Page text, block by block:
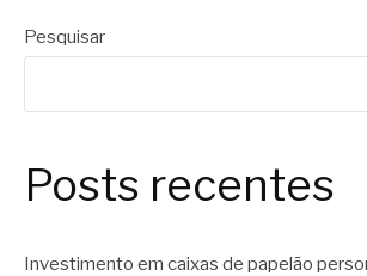
Pesquisar
Posts recentes
Investimento em caixas de papelão